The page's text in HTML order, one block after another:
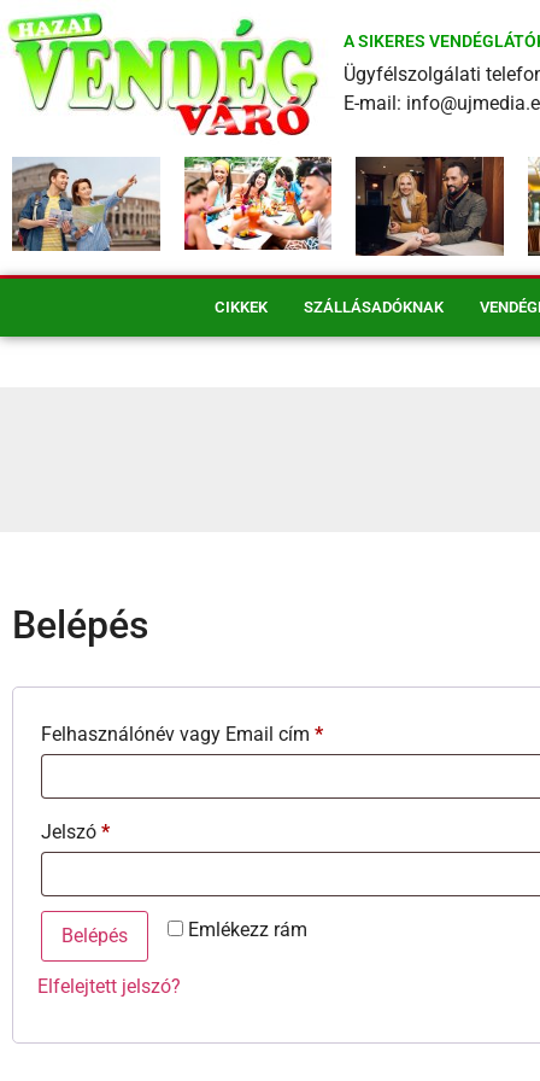
A SIKERES
Ügyfélszolgálati
E-mail:
CIKKEK SZÁLLÁSADÓKNAK
Belépés
Felhasználónév vagy Email cím *
Jelszó *
Emlékezz rám
Belépés
Elfelejtett jelszó?